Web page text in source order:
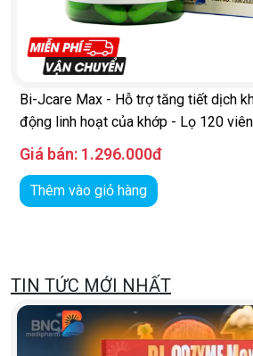
Bi-Jcare Max - Hỗ trợ tăng tiết dịch
động linh hoạt của khớp - Lọ 120 viên
Giá bán: 1.296.000đ
Thêm vào giỏ hàng
TIN TỨC MỚI NHẤT